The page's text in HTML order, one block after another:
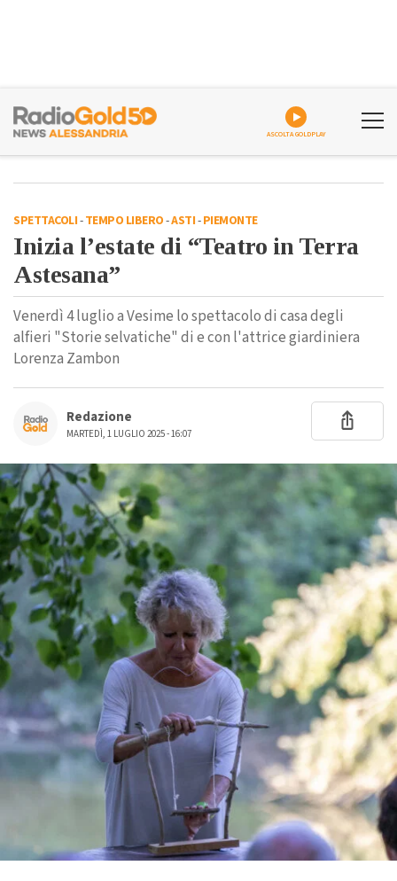
ASCOLTA GOLDPLAY
SPETTACOLI-TEMPO LIBERO-ASTI-PIEMONTE
Inizia l’estate di “Teatro in Terra
Astesana”
Venerdì 4 luglio a Vesime lo spettacolo di casa degli
alfieri "Storie selvatiche" di e con l'attrice giardiniera
Lorenza Zambon
Redazione
MARTEDÌ, 1 LUGLIO 2025 - 16:07